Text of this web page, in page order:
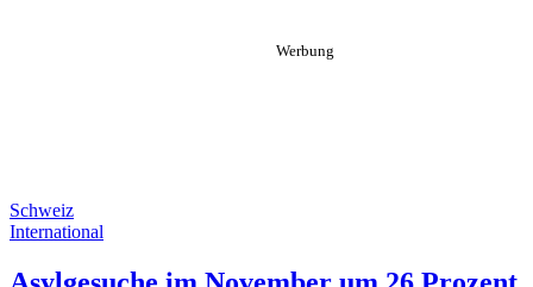
Schweiz
International